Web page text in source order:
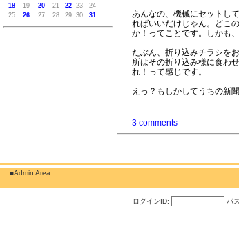
18
19 20 21 22 23
24
25
26 27 28 29 30 31
あんなの、機械にセットし
ればいいだけじゃん。どこ
か！ってことです。しかも
たぶん、折り込みチラシを
所はその折り込み様に食わ
れ！って感じです。
えっ？もしかしてうちの新
3 comments
■Admin Area
ログインID: パ